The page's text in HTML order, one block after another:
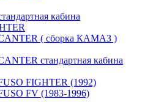
кабина
( сборка КАМАЗ )
стандартная кабина
FIGHTER (1992)
FV (1983-1996)